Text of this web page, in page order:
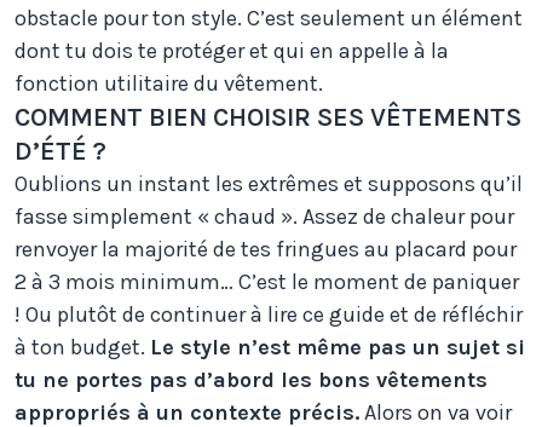
obstacle pour ton style. C’est seulement un élément
dont tu dois te protéger et qui en appelle à la
fonction utilitaire du vêtement.
COMMENT BIEN CHOISIR SES VÊTEMENTS
D’ÉTÉ ?
Oublions un instant les extrêmes et supposons qu’il
fasse simplement « chaud ». Assez de chaleur pour
renvoyer la majorité de tes fringues au placard pour
2 à 3 mois minimum… C’est le moment de paniquer
! Ou plutôt de continuer à lire ce guide et de réfléchir
à ton budget. Le style n’est même pas un sujet si
tu ne portes pas d’abord les bons vêtements
appropriés à un contexte précis.Alors on va voir